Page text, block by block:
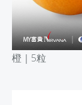
橙｜ 5粒